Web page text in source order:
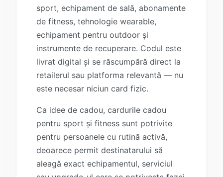
sport, echipament de sală, abonamente
de fitness, tehnologie wearable,
echipament pentru outdoor și
instrumente de recuperare. Codul este
livrat digital și se răscumpără direct la
retailerul sau platforma relevantă — nu
este necesar niciun card fizic.
Ca idee de cadou, cardurile cadou
pentru sport și fitness sunt potrivite
pentru persoanele cu rutină activă,
deoarece permit destinatarului să
aleagă exact echipamentul, serviciul